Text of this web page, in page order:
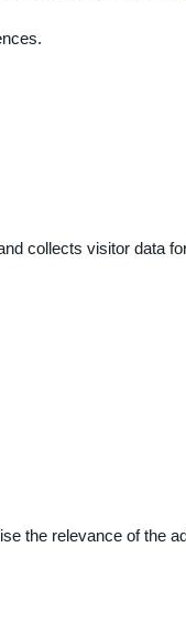
collects visitor data
the relevance of the